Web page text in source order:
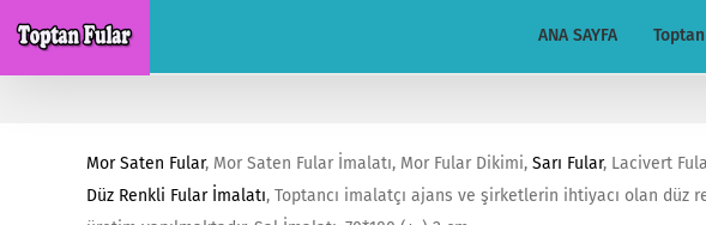
content
ANA SAYFA
Mor Saten Fular, Mor Saten Fular İmalatı, Mor Fular Dikimi, Sarı Fular, Lacivert
Düz Renkli Fular İmalatı, Toptancı imalatçı ajans ve şirketlerin ihtiyacı olan